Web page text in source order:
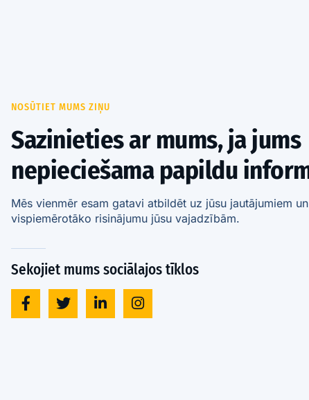
NOSŪTIET MUMS ZIŅU
Sazinieties ar mums, ja jums
nepieciešama papildu
Mēs vienmēr esam gatavi atbildēt uz jūsu jautājumiem
vispiemērotāko risinājumu jūsu vajadzībām.
Sekojiet mums sociālajos tīklos